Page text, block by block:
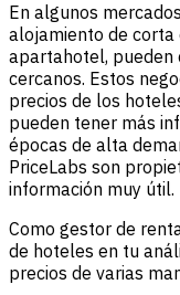
En algunos
alojamiento de
apartahotel, pueden
cercanos. Estos
precios de los
pueden tener más
épocas de alta
PriceLabs son
información muy útil.
Como gestor de
de hoteles en tu
precios de varias